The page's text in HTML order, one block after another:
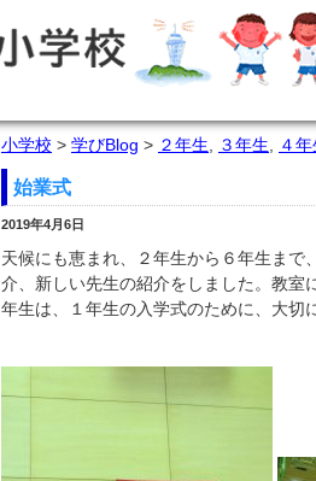
小学校 > 学びBlog > ２年生 ３年生 ４年
始業式
2019年4月6日
天候にも恵まれ、２年生から６年生まで
介、新しい先生の紹介をしました。教室
年生は、１年生の入学式のために、大切